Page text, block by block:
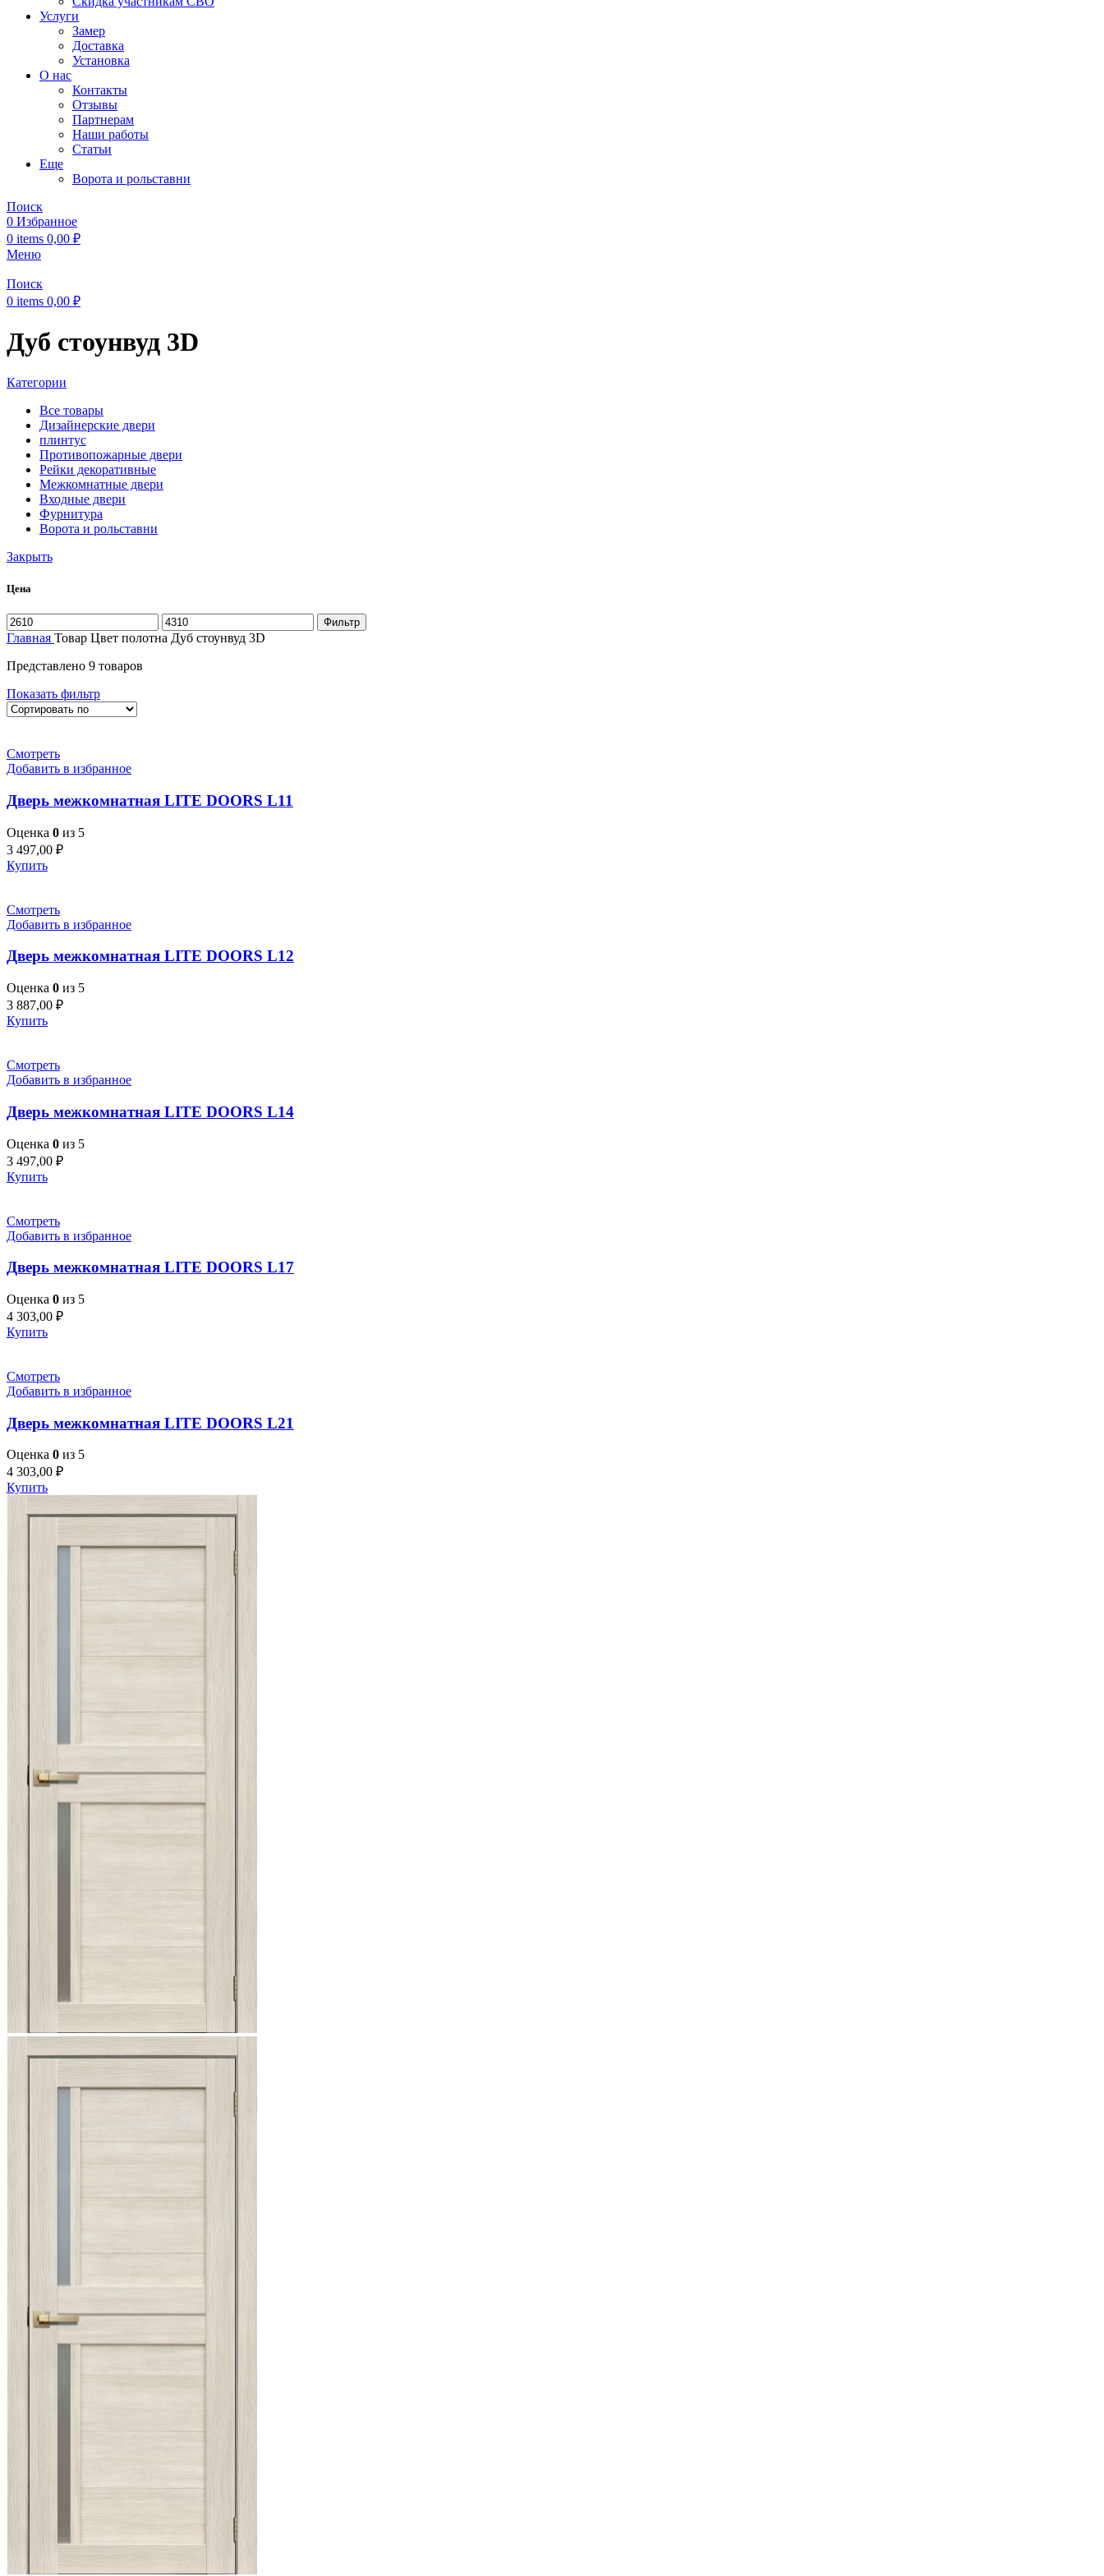
Услуги
Замер
Доставка
Установка
О нас
Контакты
Отзывы
Партнерам
Наши работы
Статьи
Еще
Ворота и рольставни
Поиск
0 Избранное
0 items 0,00 ₽
Меню
Поиск
0 items 0,00 ₽
Дуб стоунвуд 3D
Категории
Все товары
Дизайнерские двери
плинтус
Противопожарные двери
Рейки декоративные
Межкомнатные двери
Входные двери
Фурнитура
Ворота и рольставни
Закрыть
Цена
Фильтр
Главная Товар Цвет полотна Дуб стоунвуд 3D
Представлено 9 товаров
Показать фильтр
Смотреть
Добавить в избранное
Дверь межкомнатная LITE DOORS L11
Оценка 0 из 5
3 497,00 ₽
Купить
Смотреть
Добавить в избранное
Дверь межкомнатная LITE DOORS L12
Оценка 0 из 5
3 887,00 ₽
Купить
Смотреть
Добавить в избранное
Дверь межкомнатная LITE DOORS L14
Оценка 0 из 5
3 497,00 ₽
Купить
Смотреть
Добавить в избранное
Дверь межкомнатная LITE DOORS L17
Оценка 0 из 5
4 303,00 ₽
Купить
Смотреть
Добавить в избранное
Дверь межкомнатная LITE DOORS L21
Оценка 0 из 5
4 303,00 ₽
Купить